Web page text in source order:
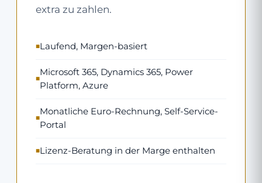
extra zu zahlen.
Laufend, Margen-basiert
Microsoft 365, Dynamics 365, Power
Platform, Azure
Monatliche Euro-Rechnung, Self-Service-
Portal
Lizenz-Beratung in der Marge enthalten